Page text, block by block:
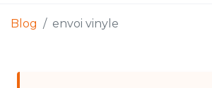
Blog envoi vinyle